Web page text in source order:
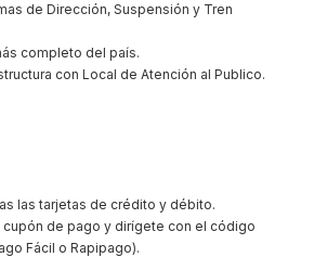
de Dirección, Suspensión y Tren
completo del país.
con Local de Atención al Publico.
las tarjetas de crédito y débito.
cupón de pago y dirígete con el código
Fácil o Rapipago).